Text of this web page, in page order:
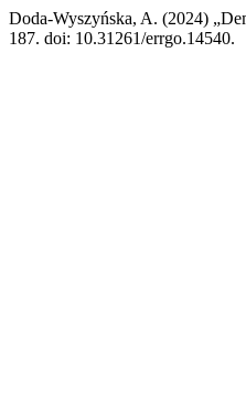
Doda-Wyszyńska, A. (2024)
187. doi: 10.31261/errgo.14540.